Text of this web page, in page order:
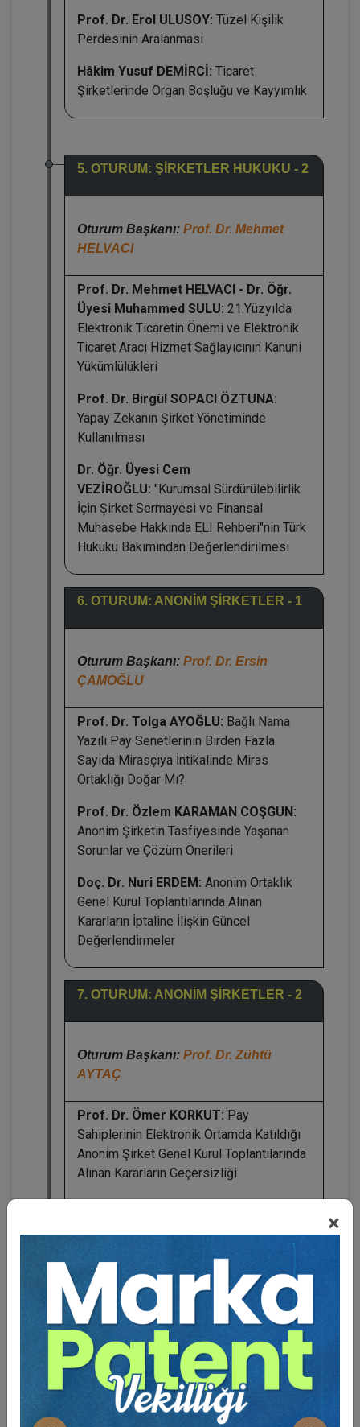
×
Prof. Dr. Erol ULUSOY: Tüzel Kişilik
Perdesinin Aralanması
Hâkim Yusuf DEMİRCİ: Ticaret
Şirketlerinde Organ Boşluğu ve Kayyımlık
5. OTURUM: ŞİRKETLER HUKUKU - 2
Oturum Başkanı: Prof. Dr. Mehmet
HELVACI
Prof. Dr. Mehmet HELVACI - Dr. Öğr.
Üyesi Muhammed SULU: 21.Yüzyılda
Elektronik Ticaretin Önemi ve Elektronik
Ticaret Aracı Hizmet Sağlayıcının Kanuni
Yükümlülükleri
Prof. Dr. Birgül SOPACI ÖZTUNA:
Yapay Zekanın Şirket Yönetiminde
Kullanılması
Dr. Öğr. Üyesi Cem
VEZİROĞLU: "Kurumsal Sürdürülebilirlik
İçin Şirket Sermayesi ve Finansal
Muhasebe Hakkında ELI Rehberi"nin Türk
Hukuku Bakımından Değerlendirilmesi
6. OTURUM: ANONİM ŞİRKETLER - 1
Oturum Başkanı: Prof. Dr. Ersin
ÇAMOĞLU
Prof. Dr. Tolga AYOĞLU: Bağlı Nama
Yazılı Pay Senetlerinin Birden Fazla
Sayıda Mirasçıya İntikalinde Miras
Ortaklığı Doğar Mı?
Prof. Dr. Özlem KARAMAN COŞGUN:
Anonim Şirketin Tasfiyesinde Yaşanan
Sorunlar ve Çözüm Önerileri
Doç. Dr. Nuri ERDEM: Anonim Ortaklık
Genel Kurul Toplantılarında Alınan
Kararların İptaline İlişkin Güncel
Değerlendirmeler
7. OTURUM: ANONİM ŞİRKETLER - 2
Oturum Başkanı: Prof. Dr. Zühtü
AYTAÇ
Prof. Dr. Ömer KORKUT: Pay
Sahiplerinin Elektronik Ortamda Katıldığı
Anonim Şirket Genel Kurul Toplantılarında
Alınan Kararların Geçersizliği
Dr. Öğr. Üyesi Ebru TÜZEMEN ATİK:
Anonim Şirketlerde Önalım Hakkı - Kaçış
Klozu İlişkisi
8. OTURUM: ANONİM ŞİRKETLER - 3